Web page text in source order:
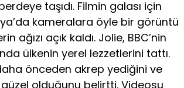
taşıdı. Filmin galası için
kameralara öyle bir görüntü
ağızı açık kaldı. Jolie, BBC’nin
ülkenin yerel lezzetlerini tattı.
önceden akrep yediğini ve
güzel olduğunu belirtti. Videosu